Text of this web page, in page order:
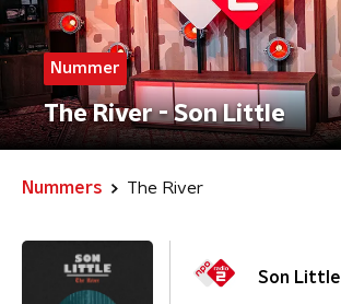
Nummer
The River - Son Little
Nummers The River
Son Little